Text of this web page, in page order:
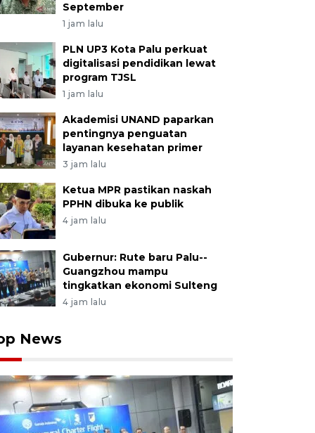
September
1 jam lalu
PLN UP3 Kota Palu perkuat
digitalisasi pendidikan lewat
program TJSL
1 jam lalu
Akademisi UNAND paparkan
pentingnya penguatan
layanan kesehatan primer
3 jam lalu
Ketua MPR pastikan naskah
PPHN dibuka ke publik
4 jam lalu
Gubernur: Rute baru Palu--
Guangzhou mampu
tingkatkan ekonomi Sulteng
4 jam lalu
News